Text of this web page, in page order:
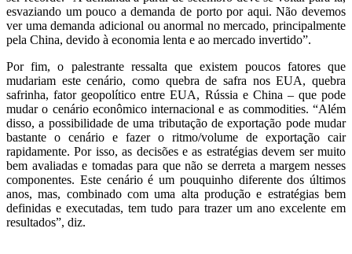
esvaziando um pouco a demanda de porto por aqui. Não devemos
ver uma demanda adicional ou anormal no mercado, principalmente
pela China, devido à economia lenta e ao mercado invertido”.
Por fim, o palestrante ressalta que existem poucos fatores que
mudariam este cenário, como quebra de safra nos EUA, quebra
safrinha, fator geopolítico entre EUA, Rússia e China – que pode
mudar o cenário econômico internacional e as commodities. “Além
disso, a possibilidade de uma tributação de exportação pode mudar
bastante o cenário e fazer o ritmo/volume de exportação cair
rapidamente. Por isso, as decisões e as estratégias devem ser muito
bem avaliadas e tomadas para que não se derreta a margem nesses
componentes. Este cenário é um pouquinho diferente dos últimos
anos, mas, combinado com uma alta produção e estratégias bem
definidas e executadas, tem tudo para trazer um ano excelente em
resultados”, diz.